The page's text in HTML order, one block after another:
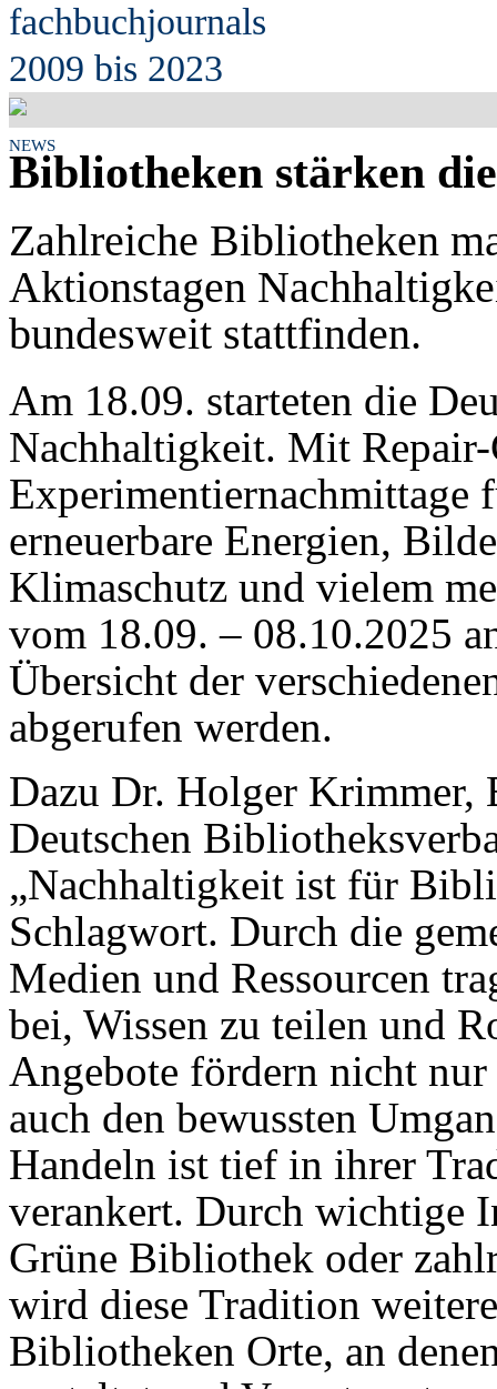
fachbuchjournals
2009 bis 2023
NEWS
Bibliotheken stärken
Zahlreiche Bibliotheken
Aktionstagen
bundesweit stattfinden.
Am 18.09. starteten die
Nachhaltigkeit. Mit Repair-
Experimentiernachmittage
erneuerbare Energien,
Klimaschutz und vielem
vom 18.09. – 08.10.2025
Übersicht der
abgerufen werden.
Dazu Dr. Holger Krimmer,
Deutschen
„Nachhaltigkeit ist für
Schlagwort. Durch die
Medien und Ressourcen
bei, Wissen zu teilen und
Angebote fördern nicht
auch den bewussten
Handeln ist tief in ihrer
verankert. Durch wichtige
Grüne Bibliothek oder
wird diese Tradition
Bibliotheken Orte, an